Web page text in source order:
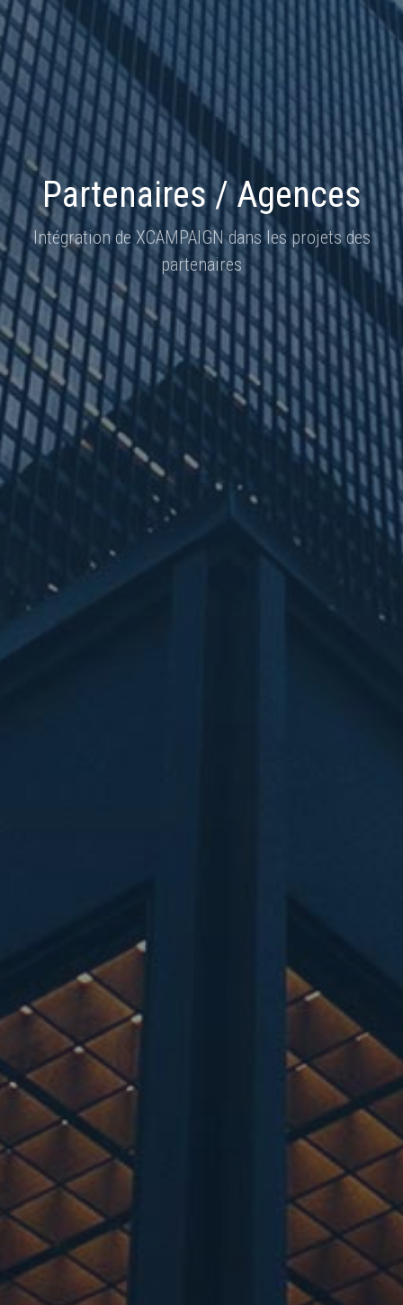
Partenaires / Agences
Intégration de XCAMPAIGN dans les projets des
partenaires